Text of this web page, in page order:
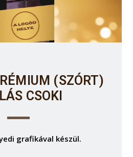
(SZÓRT)
CSOKI
grafikával készül.